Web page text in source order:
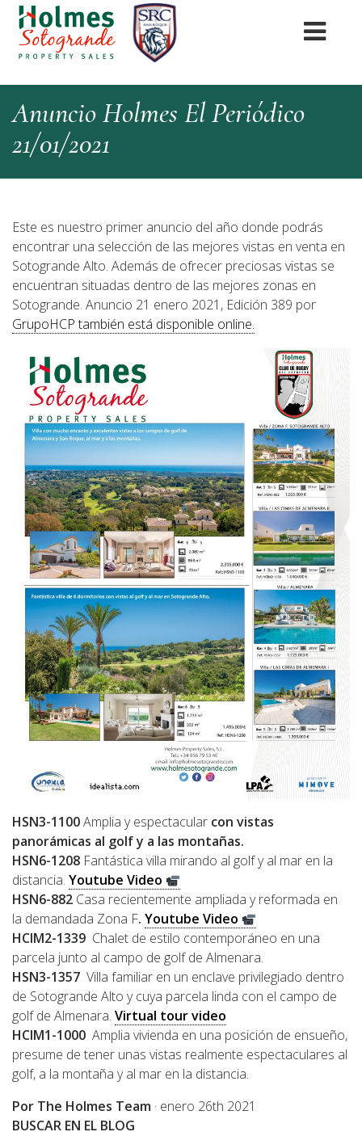
Anuncio Holmes El Periódico
21/01/2021
Este es nuestro primer anuncio del año donde podrás
encontrar una selección de las mejores vistas en venta en
Sotogrande Alto. Además de ofrecer preciosas vistas se
encuentran situadas dentro de las mejores zonas en
Sotogrande. Anuncio 21 enero 2021, Edición 389 por
GrupoHCP también está disponible online.
HSN3-1100Amplia y espectacular con vistas
panorámicas al golf y a las montañas.
HSN6-1208 Fantástica villa mirando al golf y al mar en la
distancia. Youtube Video
HSN6-882 Casa recientemente ampliada y reformada en
la demandada Zona F. Youtube Video
HCIM2-1339 Chalet de estilo contemporáneo en una
parcela junto al campo de golf de Almenara.
HSN3-1357 Villa familiar en un enclave privilegiado dentro
de Sotogrande Alto y cuya parcela linda con el campo de
golf de Almenara. Virtual tour video
HCIM1-1000 Amplia vivienda en una posición de ensueño,
presume de tener unas vistas realmente espectaculares al
golf, a la montaña y al mar en la distancia.
Por The Holmes Team · enero 26th 2021
BUSCAR EN EL BLOG